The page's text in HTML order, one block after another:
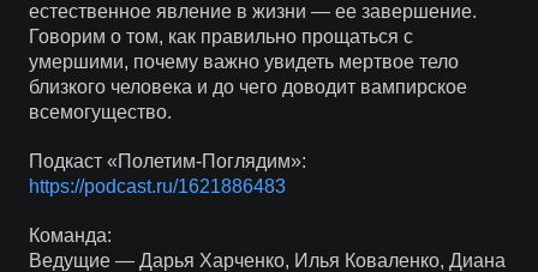
естественное явление в жизни — ее завершение.
Говорим о том, как правильно прощаться с
умершими, почему важно увидеть мертвое тело
близкого человека и до чего доводит вампирское
всемогущество.
Подкаст «Полетим-Поглядим»:
https://podcast.ru/1621886483
Команда:
Ведущие — Дарья Харченко, Илья Коваленко, Диана